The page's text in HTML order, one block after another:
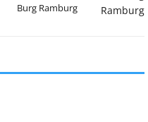
Burg Ramburg